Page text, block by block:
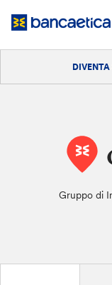
Gruppo di